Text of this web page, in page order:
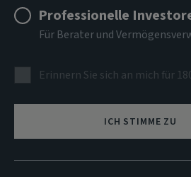
Professionelle
Für Berater und
Erinnern Sie sich an mich für
ICH STIMME ZU